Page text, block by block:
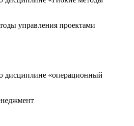
управления проектами
дисциплине «операционный